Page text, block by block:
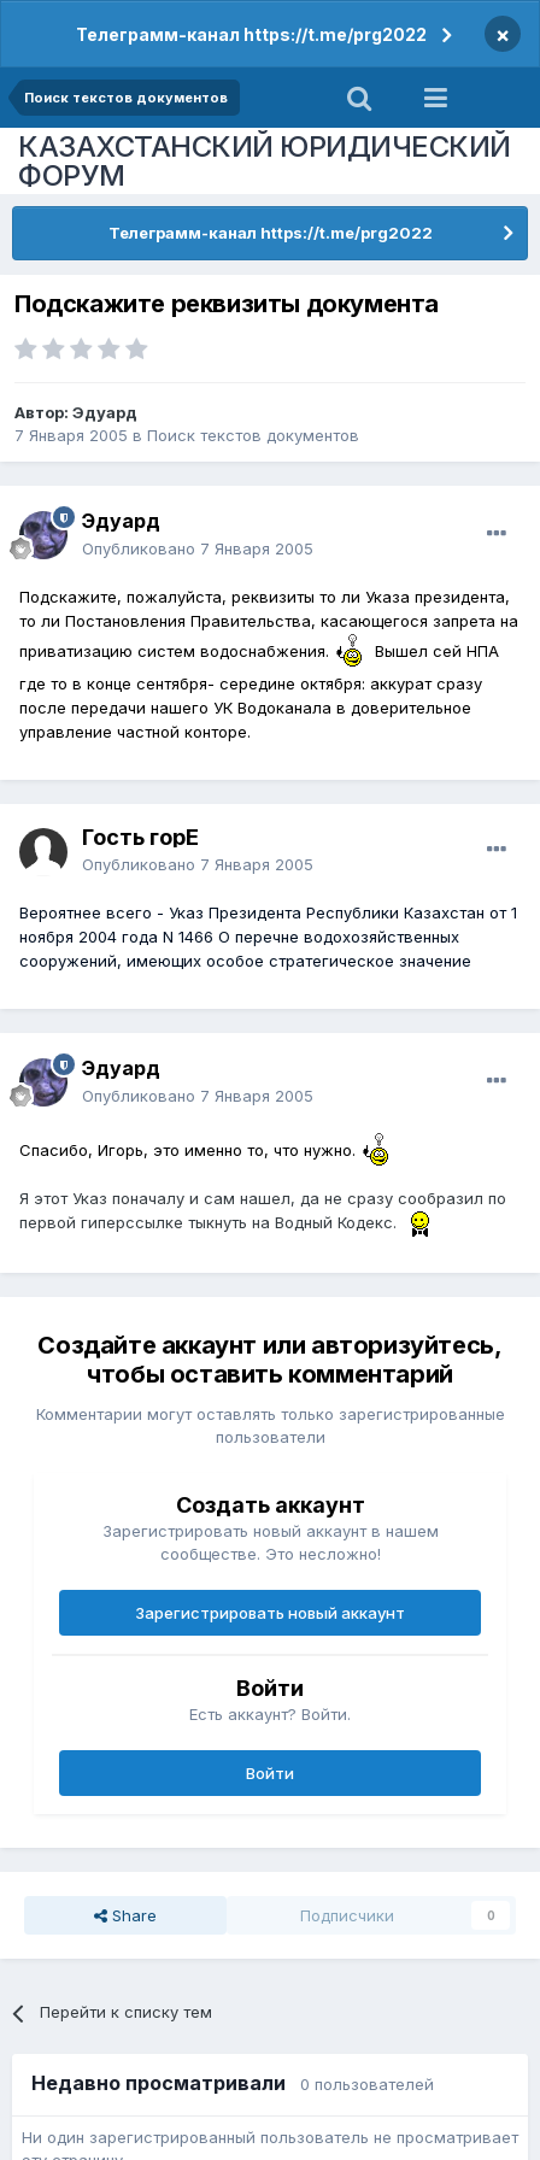
Телеграмм-канал https://t.me/prg2022 ×
Поиск текстов документов
КАЗАХСТАНСКИЙ ЮРИДИЧЕСКИЙ
ФОРУМ
Телеграмм-канал https://t.me/prg2022
Подскажите реквизиты документа
Автор: Эдуард
7 Января 2005 в Поиск текстов документов
Эдуард
Опубликовано 7 Января 2005
Подскажите, пожалуйста, реквизиты то ли Указа президента,
то ли Постановления Правительства, касающегося запрета на
приватизацию систем водоснабжения.
Вышел сей НПА
где то в конце сентября- середине октября: аккурат сразу
после передачи нашего УК Водоканала в доверительное
управление частной конторе.
Гость горЕ
Опубликовано 7 Января 2005
Вероятнее всего - Указ Президента Республики Казахстан от 1
ноября 2004 года N 1466 О перечне водохозяйственных
сооружений, имеющих особое стратегическое значение
Эдуард
Опубликовано 7 Января 2005
Спасибо, Игорь, это именно то, что нужно.
Я этот Указ поначалу и сам нашел, да не сразу сообразил по
первой гиперссылке тыкнуть на Водный Кодекс.
Создайте аккаунт или авторизуйтесь,
чтобы оставить комментарий
Комментарии могут оставлять только зарегистрированные
пользователи
Создать аккаунт
Зарегистрировать новый аккаунт в нашем
сообществе. Это несложно!
Зарегистрировать новый аккаунт
Войти
Есть аккаунт? Войти.
Войти
Share Подписчики 0
Перейти к списку тем
Недавно просматривали 0 пользователей
Ни один зарегистрированный пользователь не просматривает